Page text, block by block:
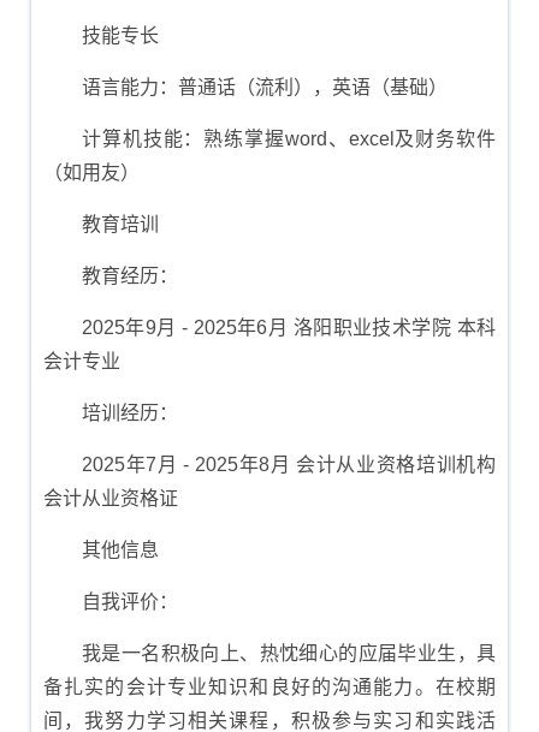
技能专长
语言能力：普通话（流利），英语（基础）
计算机技能：熟练掌握word、excel及财务软件
（如用友）
教育培训
教育经历：
2025年9月 - 2025年6月 洛阳职业技术学院 本科
会计专业
培训经历：
2025年7月 - 2025年8月 会计从业资格培训机构
会计从业资格证
其他信息
自我评价：
我是一名积极向上、热忱细心的应届毕业生，具
备扎实的会计专业知识和良好的沟通能力。在校期
间，我努力学习相关课程，积极参与实习和实践活